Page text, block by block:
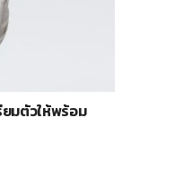
ยมตัวให้พร้อม